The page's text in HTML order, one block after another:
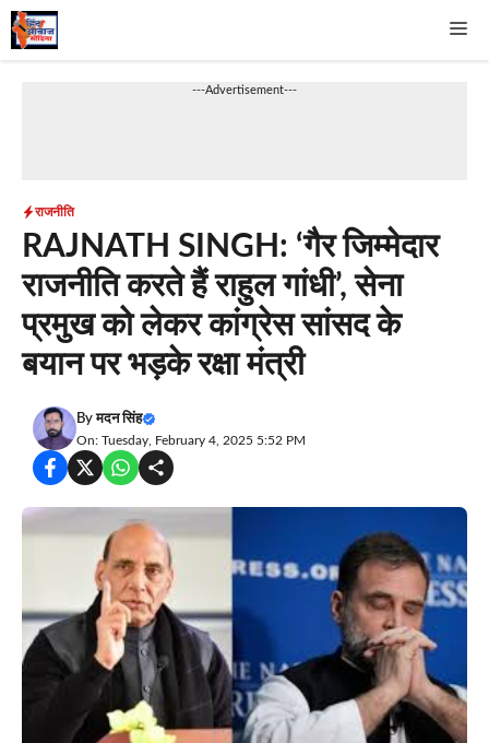
Skip
to
---Advertisement---
राजनीति
RAJNATH SINGH: ‘गैर जिम्मेदार
राजनीति करते हैं राहुल गांधी’, सेना
प्रमुख को लेकर कांग्रेस सांसद के
बयान पर भड़के रक्षा मंत्री
Byमदन सिंह
On: Tuesday, February 4, 2025 5:52 PM